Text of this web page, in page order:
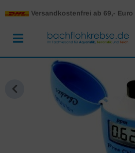
Versandkostenfrei ab 69,- Euro